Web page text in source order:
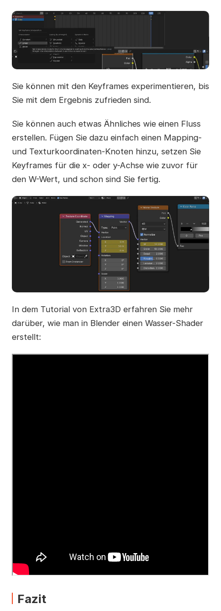
Sie können mit den Keyframes experimentieren, bis
Sie mit dem Ergebnis zufrieden sind.
Sie können auch etwas Ähnliches wie einen Fluss
erstellen. Fügen Sie dazu einfach einen Mapping-
und Texturkoordinaten-Knoten hinzu, setzen Sie
Keyframes für die x- oder y-Achse wie zuvor für
den W-Wert, und schon sind Sie fertig.
In dem Tutorial von Extra3D erfahren Sie mehr
darüber, wie man in Blender einen Wasser-Shader
erstellt:
Fazit